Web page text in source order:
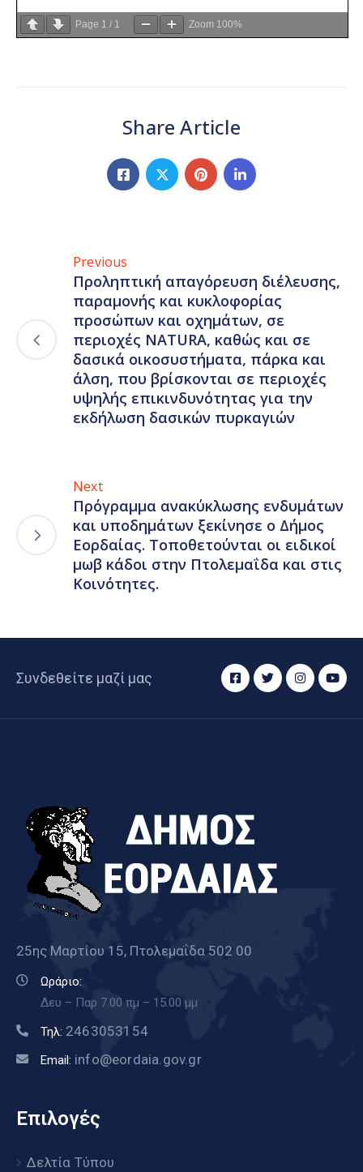
Page 1 / 1 Zoom 100%
Share Article
Previous
Προληπτική απαγόρευση διέλευσης,
παραμονής και κυκλοφορίας
προσώπων και οχημάτων, σε
περιοχές NATURA, καθώς και σε
δασικά οικοσυστήματα, πάρκα και
άλση, που βρίσκονται σε περιοχές
υψηλής επικινδυνότητας για την
εκδήλωση δασικών πυρκαγιών
Next
Πρόγραμμα ανακύκλωσης ενδυμάτων
και υποδημάτων ξεκίνησε ο Δήμος
Εορδαίας. Τοποθετούνται οι ειδικοί
μωβ κάδοι στην Πτολεμαΐδα και στις
Κοινότητες.
Συνδεθείτε μαζί μας
25ης Μαρτίου 15, Πτολεμαΐδα 502 00
Ωράριο:
Δευ – Παρ 7.00 πμ – 15.00 μμ
Τηλ: 2463053154
Email: info@eordaia.gov.gr
Επιλογές
Δελτία Τύπου